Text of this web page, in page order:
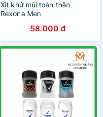
Xịt khử mùi toàn thân
Rexona Men
58.000 đ